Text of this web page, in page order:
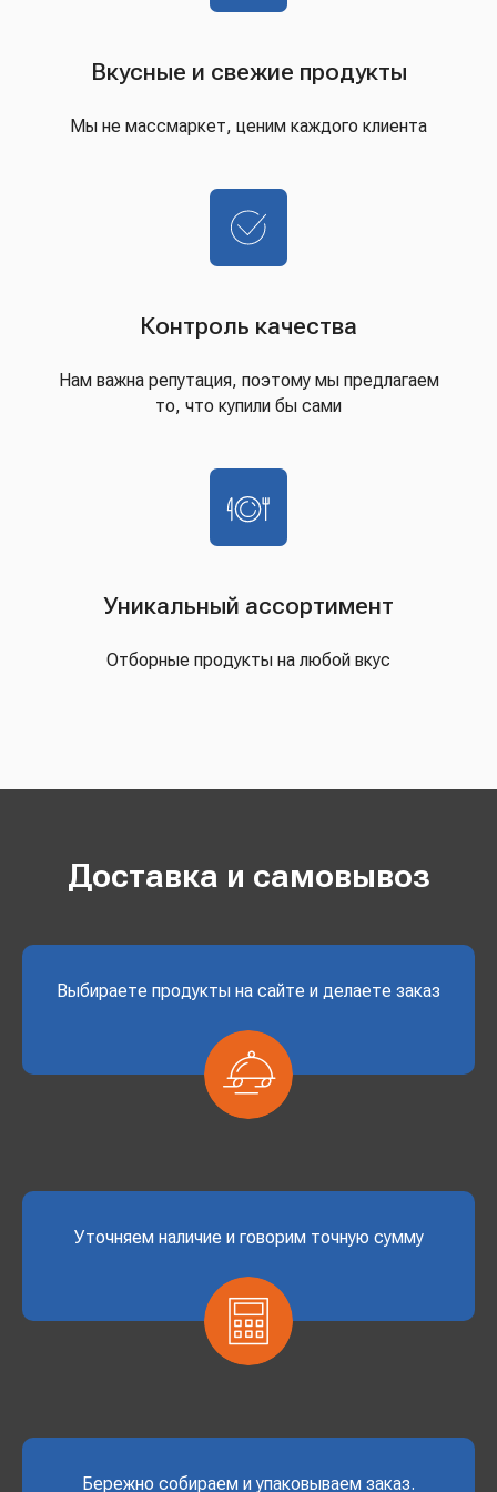
Вкусные и свежие продукты
Мы не массмаркет, ценим каждого клиента
Контроль качества
Нам важна репутация, поэтому мы предлагаем
то, что купили бы сами
Уникальный ассортимент
Отборные продукты на любой вкус
Доставка и самовывоз
Выбираете продукты на сайте и делаете заказ
Уточняем наличие и говорим точную сумму
Бережно собираем и упаковываем заказ.